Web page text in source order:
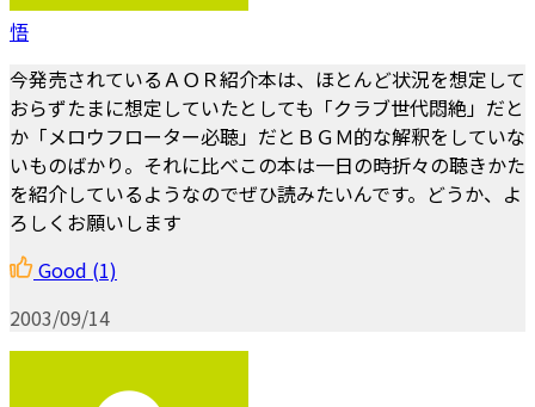
悟
今発売されているＡＯＲ紹介本は、ほとんど状況を想定して
おらずたまに想定していたとしても「クラブ世代悶絶」だと
か「メロウフローター必聴」だとＢＧＭ的な解釈をしていな
いものばかり。それに比べこの本は一日の時折々の聴きかた
を紹介しているようなのでぜひ読みたいんです。どうか、よ
ろしくお願いします
Good (1)
2003/09/14